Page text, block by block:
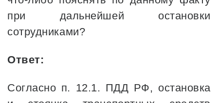
при дальнейшей остановки
сотрудниками?
Ответ:
Согласно п. 12.1. ПДД РФ, остановка